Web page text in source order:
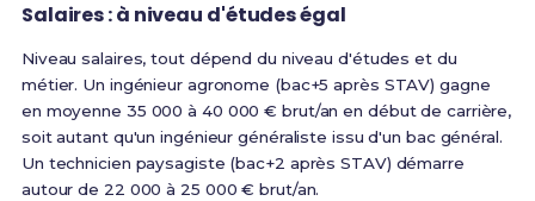
Salaires : à niveau d'études égal
Niveau salaires, tout dépend du niveau d'études et du
métier. Un ingénieur agronome (bac+5 après STAV) gagne
en moyenne 35 000 à 40 000 € brut/an en début de carrière,
soit autant qu'un ingénieur généraliste issu d'un bac général.
Un technicien paysagiste (bac+2 après STAV) démarre
autour de 22 000 à 25 000 € brut/an.